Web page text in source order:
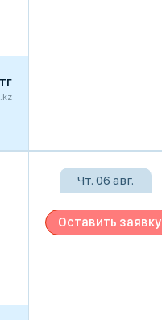
Чт. 06 авг.
Оставить заявку